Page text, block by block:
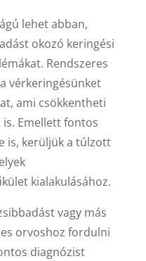
lehet abban,
okozó keringési
Rendszeres
vérkeringésünket
ami csökkentheti
Emellett fontos
is, kerüljük a túlzott
kialakulásához.
vagy más
orvoshoz fordulni
diagnózist